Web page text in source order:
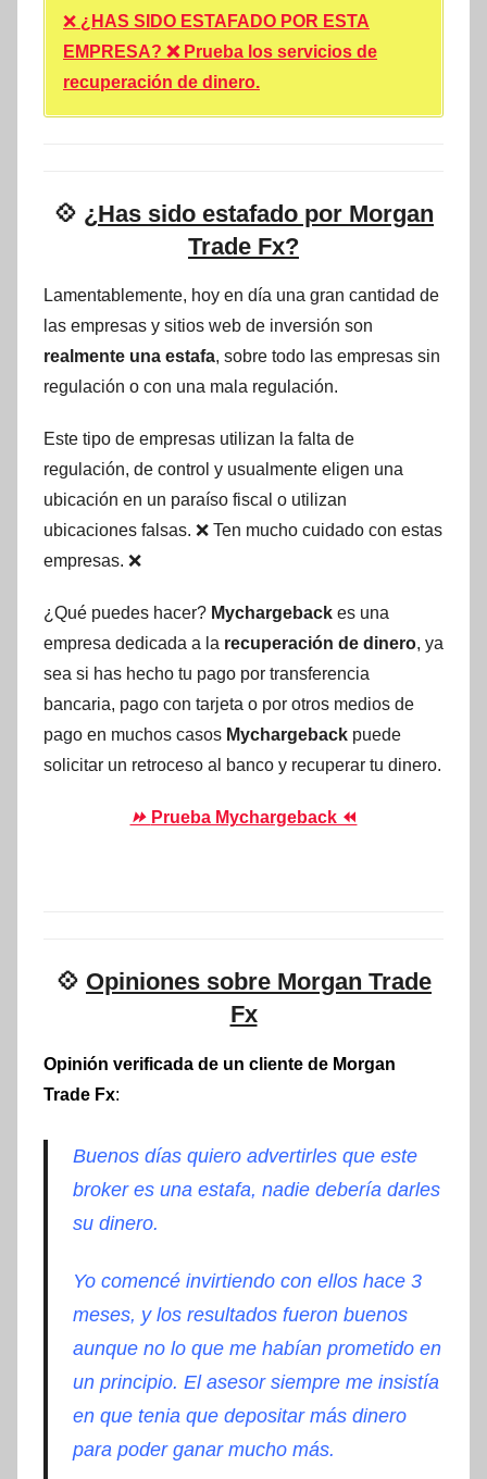
❌ ¿HAS SIDO ESTAFADO POR ESTA
EMPRESA? ❌ Prueba los servicios de
recuperación de dinero.
💠 ¿Has sido estafado por Morgan
Trade Fx?
Lamentablemente, hoy en día una gran cantidad de
las empresas y sitios web de inversión son
realmente una estafa, sobre todo las empresas sin
regulación o con una mala regulación.
Este tipo de empresas utilizan la falta de
regulación, de control y usualmente eligen una
ubicación en un paraíso fiscal o utilizan
ubicaciones falsas. ❌ Ten mucho cuidado con estas
empresas. ❌
¿Qué puedes hacer? Mychargeback es una
empresa dedicada a la recuperación de dinero, ya
sea si has hecho tu pago por transferencia
bancaria, pago con tarjeta o por otros medios de
pago en muchos casos Mychargeback puede
solicitar un retroceso al banco y recuperar tu dinero.
⏩ Prueba Mychargeback ⏪
💠 Opiniones sobre Morgan Trade
Fx
Opinión verificada de un cliente de Morgan
Trade Fx:
Buenos díasquiero advertirles que este
broker es una estafa, nadie debería darles
su dinero.
Yo comencéinvirtiendo con ellos hace 3
meses, y los resultados fueron buenos
aunque no lo que me habíanprometido en
un principio. El asesor siempre me insistía
en que tenia que depositar más dinero
para poder ganar mucho más.